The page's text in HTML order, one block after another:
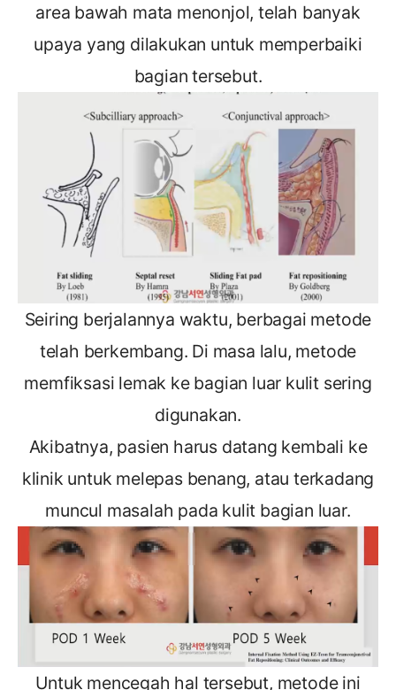
area bawah mata menonjol, telah banyak
upaya yang dilakukan untuk memperbaiki
bagian tersebut.
Seiring berjalannya waktu, berbagai metode
telah berkembang. Di masa lalu, metode
memfiksasi lemak ke bagian luar kulit sering
digunakan.
Akibatnya, pasien harus datang kembali ke
klinik untuk melepas benang, atau terkadang
muncul masalah pada kulit bagian luar.
Untuk mencegah hal tersebut, metode ini